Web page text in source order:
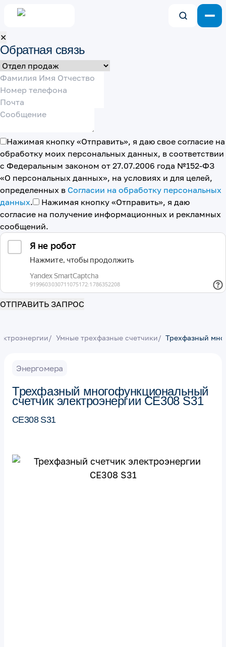
✕
Обратная связь
Нажимая кнопку «Отправить», я даю свое согласие на
обработку моих персональных данных, в соответствии
с Федеральным законом от 27.07.2006 года №152-ФЗ
«О персональных данных», на условиях и для целей,
определенных в Согласии на обработку персональных
данных.
Нажимая кнопку «Отправить», я даю
согласие на получение информационных и рекламных
сообщений.
ОТПРАВИТЬ ЗАПРОС
/ Умные трехфазные счетчики/ Трехфазный
Энергомера
Трехфазный многофункциональный
счетчик электроэнергии CE308 S31
CE308 S31